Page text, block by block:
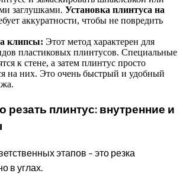
заглушками. Установка плинтуса на
аккуратности, чтобы не повредить
клипсы: Этот метод характерен для
пластиковых плинтусов. Специальные
к стене, а затем плинтус просто
на них. Это очень быстрый и удобный
резать плинтус: внутренние и
этапов – это резка
в углах.